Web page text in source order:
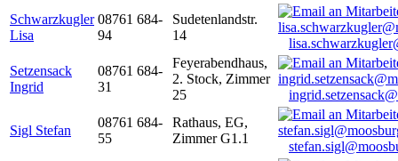
Schwarzkugler
Lisa
08761 684-
94
Sudetenlandstr.
14
Setzensack
Ingrid
08761 684-
31
Feyerabendhaus,
2. Stock, Zimmer
25
Sigl Stefan
08761 684-
55
Rathaus, EG,
Zimmer G1.1